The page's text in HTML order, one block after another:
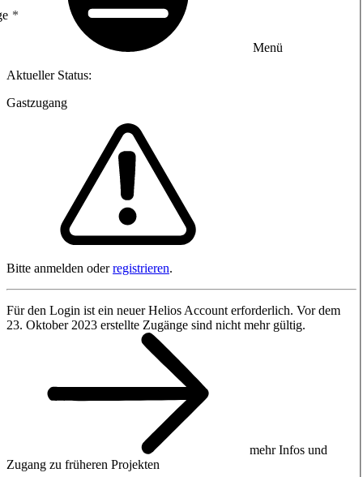
Menü
Aktueller Status:
Gastzugang
Bitte anmelden oderregistrieren.
Für den Login ist ein neuer Helios Account erforderlich. Vor dem
23. Oktober 2023 erstellte Zugänge sind nicht mehr gültig.
mehr Infos und
Zugang zu früheren Projekten